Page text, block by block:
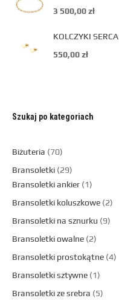
3 500,00zł
KOLCZYKI SERCA
550,00zł
Szukaj po kategoriach
Biżuteria
70
Bransoletki 29
Bransoletki ankier 1
Bransoletki koluszkowe 2
Bransoletki na sznurku
9
Bransoletki owalne 2
Bransoletki prostokątne 4
Bransoletki sztywne 1
Bransoletki ze srebra
5